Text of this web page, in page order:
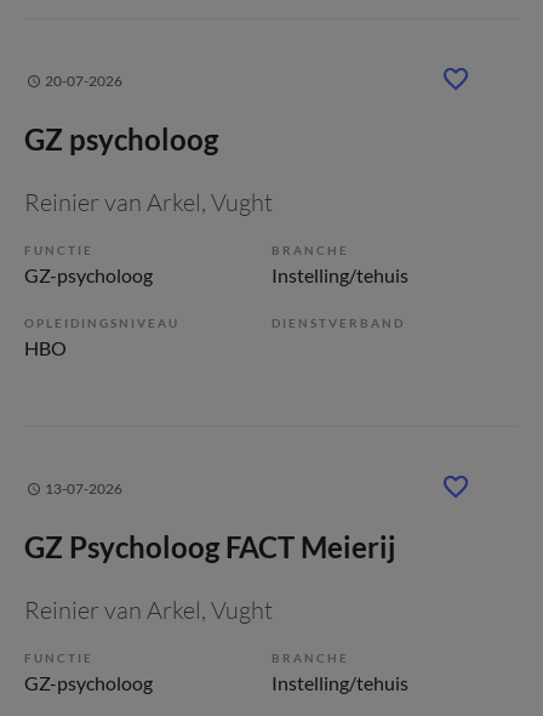
20-07-2026
GZ psycholoog
Reinier van Arkel, Vught
FUNCTIE
GZ-psycholoog
BRANCHE
Instelling/tehuis
OPLEIDINGSNIVEAU
HBO
DIENSTVERBAND
13-07-2026
GZ Psycholoog FACT Meierij
Reinier van Arkel, Vught
FUNCTIE
GZ-psycholoog
BRANCHE
Instelling/tehuis